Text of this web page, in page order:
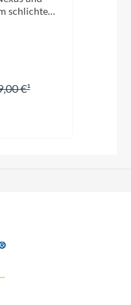
schlichten
€